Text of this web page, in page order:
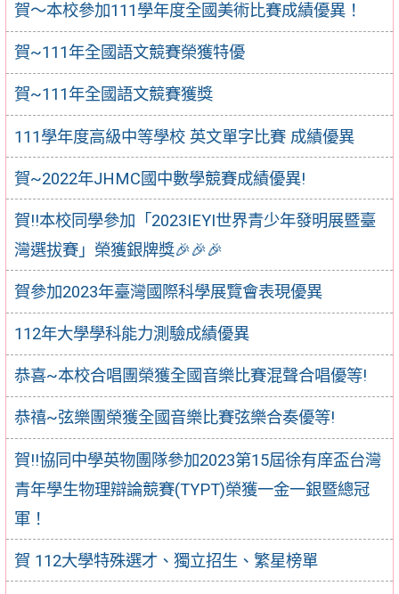
賀～本校參加111學年度全國美術比賽成績優異！
賀~111年全國語文競賽榮獲特優
賀~111年全國語文競賽獲獎
111學年度高級中等學校 英文單字比賽 成績優異
賀~2022年JHMC國中數學競賽成績優異!
賀!!本校同學參加「2023IEYI世界青少年發明展暨臺
灣選拔賽」榮獲銀牌獎🎉🎉🎉
賀參加2023年臺灣國際科學展覽會表現優異
112年大學學科能力測驗成績優異
恭喜~本校合唱團榮獲全國音樂比賽混聲合唱優等!
恭禧~弦樂團榮獲全國音樂比賽弦樂合奏優等!
賀‼️協同中學英物團隊參加2023第15屆徐有庠盃台灣
青年學生物理辯論競賽(TYPT)榮獲一金一銀暨總冠
軍！
賀 112大學特殊選才、獨立招生、繁星榜單